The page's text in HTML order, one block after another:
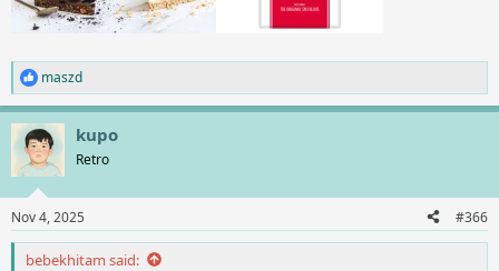
R
e
a
c
i
n
s
:
maszd
kupo
Retro
Nov 4, 2025 #366
bebekhitam said: